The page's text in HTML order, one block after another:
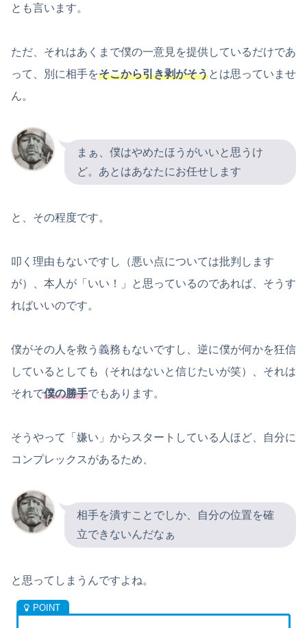
とも言います。
ただ、それはあくまで僕の一意見を提供しているだけであ
って、別に相手をそこから引き剥がそうとは思っていませ
ん。
まぁ、僕はやめたほうがいいと思うけ
ど。あとはあなたにお任せします
と、その程度です。
叩く理由もないですし（悪い点については批判します
が）、本人が「いい！」と思っているのであれば、そうす
ればいいのです。
僕がその人を救う義務もないですし、逆に僕が何かを狂信
しているとしても（それはないと信じたいが笑）、それは
それで僕の勝手でもあります。
そうやって「嫌い」からスタートしている人ほど、自分に
コンプレックスがあるため、
相手を潰すことでしか、自分の位置を確
立できないんだなぁ
と思ってしまうんですよね。